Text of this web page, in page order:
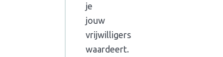
je
jouw
vrijwilligers
waardeert.